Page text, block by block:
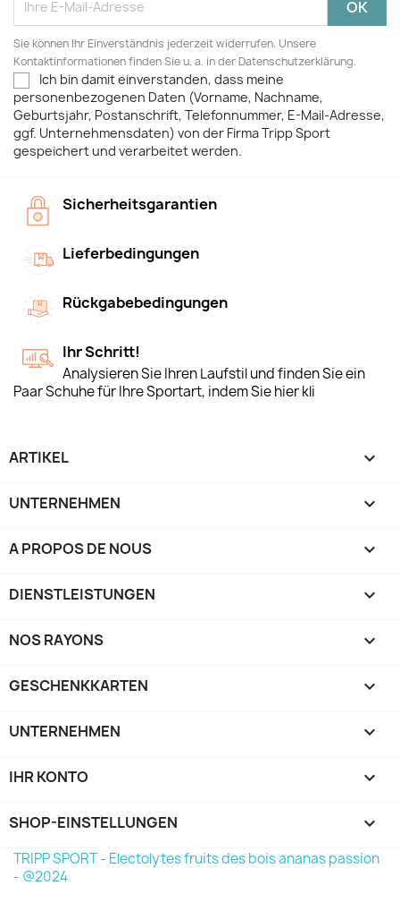
Sie können Ihr Einverständnis jederzeit widerrufen. Unsere
Kontaktinformationen finden Sie u. a. in der Datenschutzerklärung.
Ich bin damit einverstanden, dass meine
personenbezogenen Daten (Vorname, Nachname,
Geburtsjahr, Postanschrift, Telefonnummer, E-Mail-Adresse,
ggf. Unternehmensdaten) von der Firma Tripp Sport
gespeichert und verarbeitet werden.
Sicherheitsgarantien
Lieferbedingungen
Rückgabebedingungen
Ihr Schritt!
Analysieren Sie Ihren Laufstil und finden Sie ein
Paar Schuhe für Ihre Sportart, indem Sie hier kli
ARTIKEL 
UNTERNEHMEN 
A PROPOS DE NOUS 
DIENSTLEISTUNGEN 
NOS RAYONS 
GESCHENKKARTEN 
UNTERNEHMEN 
IHR KONTO 
SHOP-EINSTELLUNGEN keyboard_arrow_down
TRIPP SPORT - Electolytes fruits des bois ananas passion
- @2024